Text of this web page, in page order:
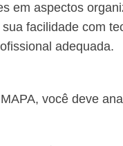
em aspectos
facilidade com
adequada.
você deve